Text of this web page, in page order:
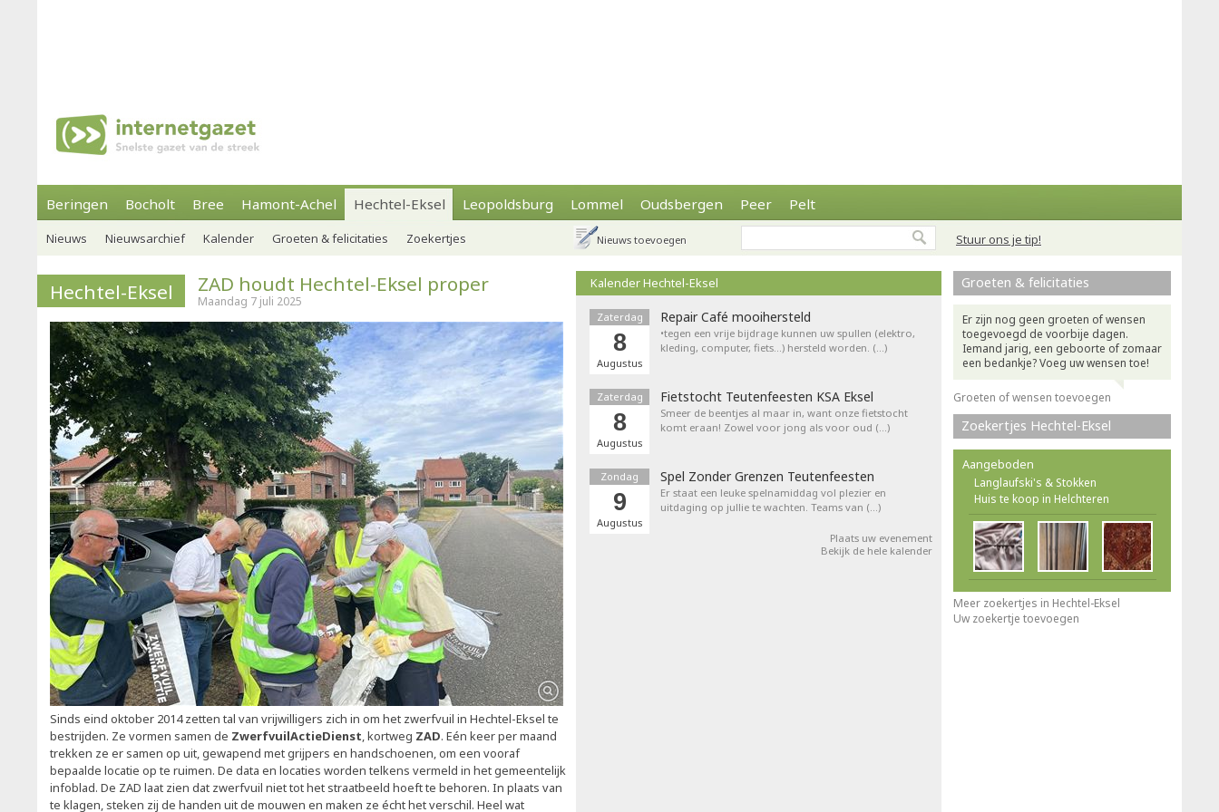
Beringen Bocholt Bree Hamont-Achel Hechtel-Eksel Leopoldsburg Lommel Oudsbergen Peer Pelt
Stuur ons je tip!
Nieuws Nieuwsarchief Kalender Groeten & felicitaties Zoekertjes Nieuws toevoegen
Hechtel-Eksel ZAD houdt Hechtel-Eksel proper
Maandag 7 juli 2025
Sinds eind oktober 2014 zetten tal van vrijwilligers zich in om het zwerfvuil in Hechtel-Eksel te
bestrijden. Ze vormen samen de ZwerfvuilActieDienst, kortweg ZAD. Eén keer per maand
trekken ze er samen op uit, gewapend met grijpers en handschoenen, om een vooraf
bepaalde locatie op te ruimen. De data en locaties worden telkens vermeld in het gemeentelijk
infoblad. De ZAD laat zien dat zwerfvuil niet tot het straatbeeld hoeft te behoren. In plaats van
te klagen, steken zij de handen uit de mouwen en maken ze écht het verschil. Heel wat
Kalender Hechtel-Eksel
Zaterdag
8
Augustus
Repair Café mooihersteld
•tegen een vrije bijdrage kunnen uw spullen (elektro,
kleding, computer, fiets…) hersteld worden. (…)
Zaterdag
8
Augustus
Fietstocht Teutenfeesten KSA Eksel
Smeer de beentjes al maar in, want onze fietstocht
komt eraan! Zowel voor jong als voor oud (…)
Zondag
9
Augustus
Spel Zonder Grenzen Teutenfeesten
Er staat een leuke spelnamiddag vol plezier en
uitdaging op jullie te wachten. Teams van (…)
Plaats uw evenement
Bekijk de hele kalender
Groeten & felicitaties
Er zijn nog geen groeten of wensen
toegevoegd de voorbije dagen.
Iemand jarig, een geboorte of zomaar
een bedankje? Voeg uw wensen toe!
Groeten of wensen toevoegen
Zoekertjes Hechtel-Eksel
Aangeboden
Langlaufski's & Stokken
Huis te koop in Helchteren
Meer zoekertjes in Hechtel-Eksel
Uw zoekertje toevoegen